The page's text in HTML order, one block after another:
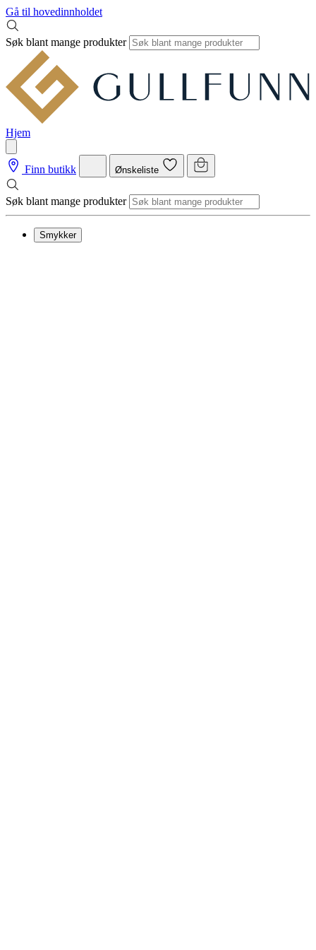
Gå til hovedinnholdet
Søk blant mange produkter
Hjem
Finn butikk Ønskeliste
Søk blant mange produkter
Smykker